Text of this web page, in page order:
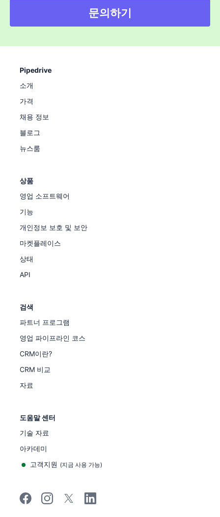
문의하기
Pipedrive
소개
가격
채용 정보
블로그
뉴스룸
상품
영업 소프트웨어
기능
개인정보 보호 및 보안
마켓플레이스
상태
API
검색
파트너 프로그램
영업 파이프라인 코스
CRM이란?
CRM 비교
자료
도움말 센터
기술 자료
아카데미
고객지원 (지금 사용 가능)